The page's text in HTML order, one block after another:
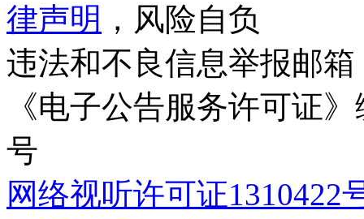
律声明 ，风险自负
违法和不良信息举报邮箱
《电子公告服务许可证
号
网络视听许可证1310422